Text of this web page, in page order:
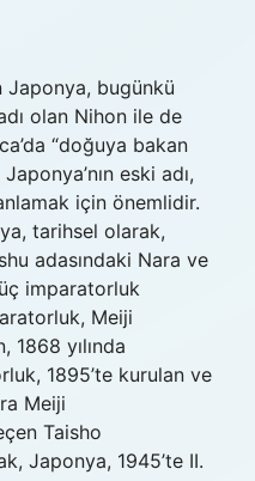
Japonya, bugünkü
olan Nihon ile de
“doğuya bakan
eski adı,
için önemlidir.
tarihsel olarak,
adasındaki Nara ve
imparatorluk
Meiji
yılında
1895’te kurulan ve
Meiji
Taisho
Japonya, 1945’te II.